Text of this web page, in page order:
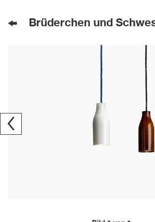
Brüderchen und